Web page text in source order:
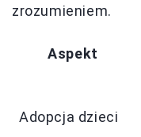
zrozumieniem.
Aspekt
Adopcja dzieci